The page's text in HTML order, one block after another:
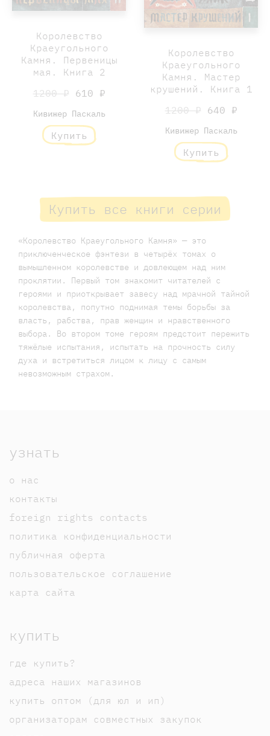
Королевство
Краеугольного
Камня. Первеницы
мая. Книга 2
1200 ₽ 610 ₽
Кивижер Паскаль
Купить
Королевство
Краеугольного
Камня. Мастер
крушений. Книга 1
1200 ₽ 640 ₽
Кивижер Паскаль
Купить
Купить все книги серии
«Королевство Краеугольного Камня» — это
приключенческое фэнтези в четырёх томах о
вымышленном королевстве и довлеющем над ним
проклятии. Первый том знакомит читателей с
героями и приоткрывает завесу над мрачной тайной
королевства, попутно поднимая темы борьбы за
власть, рабства, прав женщин и нравственного
выбора. Во втором томе героям предстоит пережить
тяжёлые испытания, испытать на прочность силу
духа и встретиться лицом к лицу с самым
невозможным страхом.
узнать
о нас
контакты
foreign rights contacts
политика конфиденциальности
публичная оферта
пользовательское соглашение
карта сайта
купить
где купить?
адреса наших магазинов
купить оптом (для юл и ип)
организаторам совместных закупок